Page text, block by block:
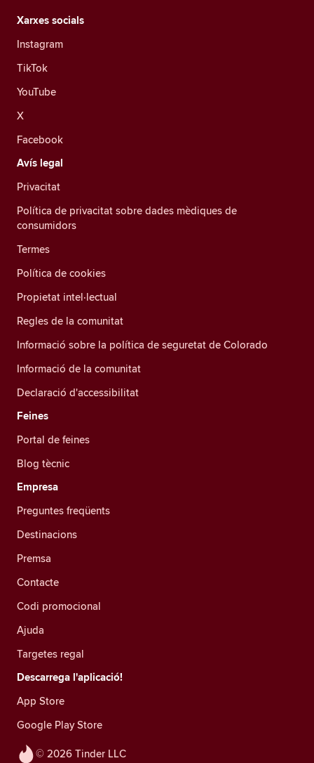
© 2026 Tinder LLC
Xarxes socials
Instagram
TikTok
YouTube
X
Facebook
Avís legal
Privacitat
Política de privacitat sobre dades mèdiques de
consumidors
Termes
Política de cookies
Propietat intel·lectual
Regles de la comunitat
Informació sobre la política de seguretat de Colorado
Informació de la comunitat
Declaració d'accessibilitat
Feines
Portal de feines
Blog tècnic
Empresa
Preguntes freqüents
Destinacions
Premsa
Contacte
Codi promocional
Ajuda
Targetes regal
Descarrega l'aplicació!
App Store
Google Play Store